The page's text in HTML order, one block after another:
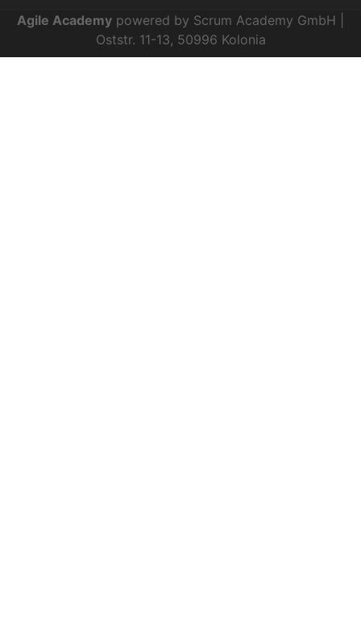
Agile Academy powered by Scrum Academy GmbH |
Oststr. 11-13, 50996 Kolonia